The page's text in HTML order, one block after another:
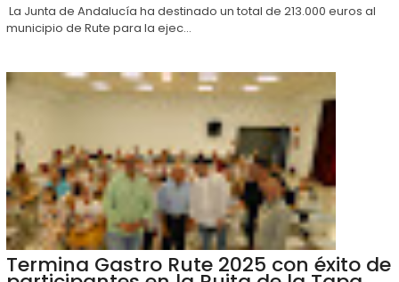
La Junta de Andalucía ha destinado un total de 213.000 euros al
municipio de Rute para la ejec...
Termina Gastro Rute 2025 con éxito de